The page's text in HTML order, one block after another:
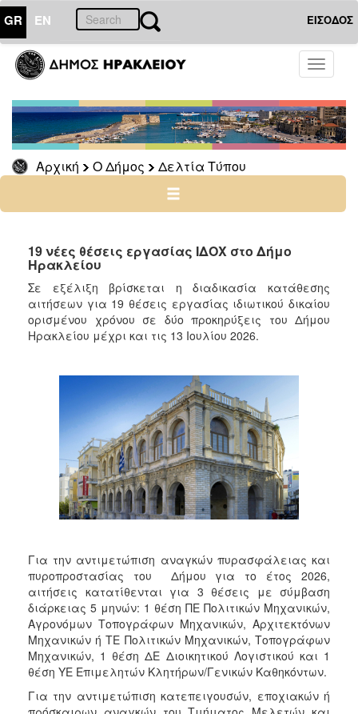
GR EN ΕΙΣΟΔΟΣ
Toggle
Αρχική Ο Δήμος Δελτία Τύπου
ΔΗΜΟΣ
Δελτία
Τύπου
Αρχείο
ΠΟΛΙΤΙΣΜΟΣ
ΑΝΘΕΚΤΙΚΗ
ΠΟΛΗ
19 νέες θέσεις εργασίας ΙΔΟΧ στο Δήμο
Ηρακλείου
Σε εξέλιξη βρίσκεται η διαδικασία κατάθεσης
αιτήσεων για 19 θέσεις εργασίας ιδιωτικού δικαίου
ορισμένου χρόνου σε δύο προκηρύξεις του Δήμου
Ηρακλείου μέχρι και τις 13 Ιουλίου 2026.
Για την αντιμετώπιση αναγκών πυρασφάλειας και
πυροπροστασίας του Δήμου για το έτος 2026,
αιτήσεις κατατίθενται για 3 θέσεις με σύμβαση
διάρκειας 5 μηνών: 1 θέση ΠΕ Πολιτικών Μηχανικών,
Αγρονόμων Τοπογράφων Μηχανικών, Αρχιτεκτόνων
Μηχανικών ή ΤΕ Πολιτικών Μηχανικών, Τοπογράφων
Μηχανικών, 1 θέση ΔΕ Διοικητικού Λογιστικού και 1
θέση ΥΕ Επιμελητών Κλητήρων/Γενικών Καθηκόντων.
Για την αντιμετώπιση κατεπειγουσών, εποχιακών ή